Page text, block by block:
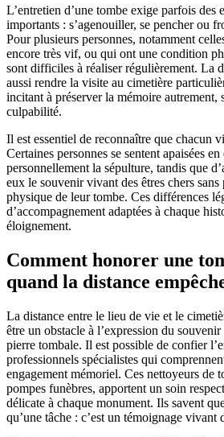
L’entretien d’une tombe exige parfois des
importants : s’agenouiller, se pencher ou
Pour plusieurs personnes, notamment
encore très vif, ou qui ont une condition
sont difficiles à réaliser régulièrement. La
aussi rendre la visite au cimetière
incitant à préserver la mémoire autrement,
culpabilité.
Il est essentiel de reconnaître que chacun
Certaines personnes se sentent apaisées
personnellement la sépulture, tandis que
eux le souvenir vivant des êtres chers sans
physique de leur tombe. Ces différences
d’accompagnement adaptées à chaque
éloignement.
Comment honorer une
quand la distance
La distance entre le lieu de vie et le
être un obstacle à l’expression du
pierre tombale. Il est possible de confier
professionnels spécialistes qui
engagement mémoriel. Ces nettoyeurs de
pompes funèbres, apportent un soin
délicate à chaque monument. Ils savent
qu’une tâche : c’est un témoignage vivant